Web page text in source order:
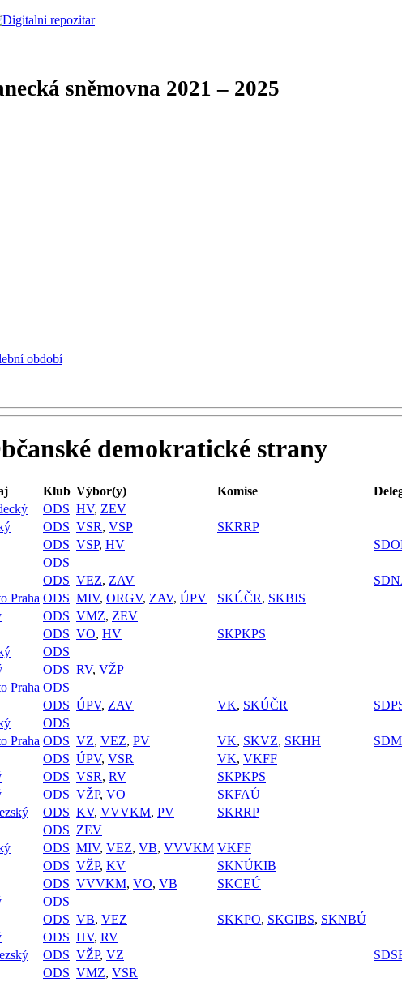
sněmovna 2021 – 2025
období
demokratické strany
Klub Výbor(y) Komise
ODS HV, ZEV
ODS VSR, VSP
SKRRP
ODS VSP, HV
ODS
ODS VEZ, ZAV
Praha ODS MIV, ORGV, ZAV, ÚPV SKÚČR, SKBIS
ODS VMZ, ZEV
ODS VO, HV
SKPKPS
ODS
ODS RV, VŽP
Praha ODS
ODS ÚPV, ZAV VK, SKÚČR
ODS
Praha ODS VZ, VEZ, PV VK, SKVZ, SKHH
ODS ÚPV, VSR VK, VKFF
ODS VSR, RV
SKPKPS
ODS VŽP, VO
SKFAÚ
ODS KV, VVVKM, PV
SKRRP
ODS ZEV
ODS MIV, VEZ, VB, VVVKM VKFF
ODS VŽP, KV
SKNÚKIB
ODS VVVKM, VO, VB
SKCEÚ
ODS
ODS VB, VEZ SKKPO, SKGIBS, SKNBÚ
ODS HV, RV
ODS VŽP, VZ
ODS VMZ, VSR